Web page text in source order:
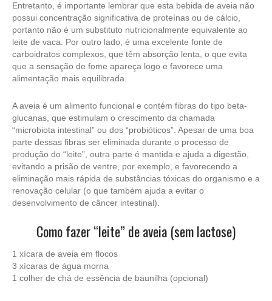
Entretanto, é importante lembrar que esta bebida de aveia não
possui concentração significativa de proteínas ou de cálcio,
portanto não é um substituto nutricionalmente equivalente ao
leite de vaca. Por outro lado, é uma excelente fonte de
carboidratos complexos, que têm absorção lenta, o que evita
que a sensação de fome apareça logo e favorece uma
alimentação mais equilibrada.
A aveia é um alimento funcional e contém fibras do tipo beta-
glucanas, que estimulam o crescimento da chamada
“microbiota intestinal” ou dos “probióticos”. Apesar de uma boa
parte dessas fibras ser eliminada durante o processo de
produção do “leite”, outra parte é mantida e ajuda a digestão,
evitando a prisão de ventre, por exemplo, e favorecendo a
eliminação mais rápida de substâncias tóxicas do organismo e a
renovação celular (o que também ajuda a evitar o
desenvolvimento de câncer intestinal).
Como fazer “leite” de aveia (sem lactose)
1 xícara de aveia em flocos
3 xícaras de água morna
1 colher de chá de essência de baunilha (opcional)